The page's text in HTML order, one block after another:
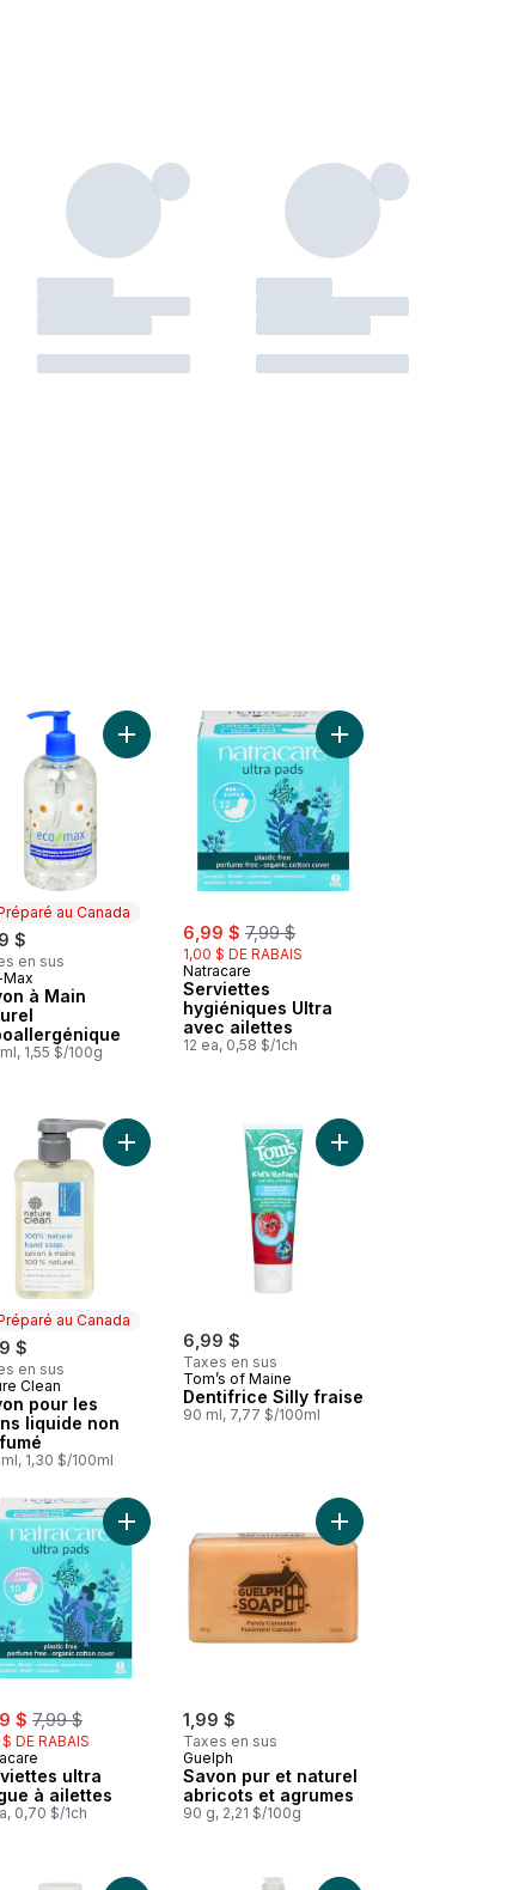
Lavande au panier
Care Dentifrice Naturel sans Fluorure, Menthe au panier
au Canada
$
en sus
au Canada
à Main
1,55 $/100g
Ajouter Savon à Main Naturel Hypoallergénique
sale:
6,99 $ , formerly:
7,99 $
1,00 $ DE RABAIS
Natracare
Serviettes
hygiéniques Ultra
avec ailettes
12 ea, 0,58 $/1ch
Ajouter Serviettes
lime au panier
pour les mains liquide – Père Noël au panier
au Canada
$
en sus
au Canada
Clean
pour les
liquide non
1,30 $/100ml
Ajouter Savon pour les mains liquide non
6,99 $
Taxes en sus
Tom’s of Maine
Dentifrice Silly fraise
90 ml, 7,77 $/100ml
Ajouter Dentifrice
charcoal & magnesium au panier
d'Origine Naturelle bergamot & lime au panier
$ , formerly:
7,99 $
DE RABAIS
ultra
à ailettes
0,70 $/1ch
Ajouter Serviettes ultra longue à ailettes au
1,99 $
Taxes en sus
Guelph
Savon pur et naturel
abricots et agrumes
90 g, 2,21 $/100g
Ajouter Savon pur et